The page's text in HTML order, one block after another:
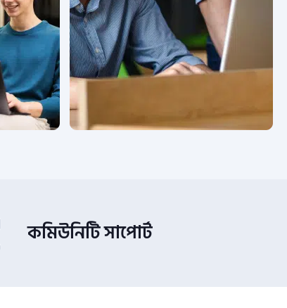
কমিউনিটি সাপোর্ট